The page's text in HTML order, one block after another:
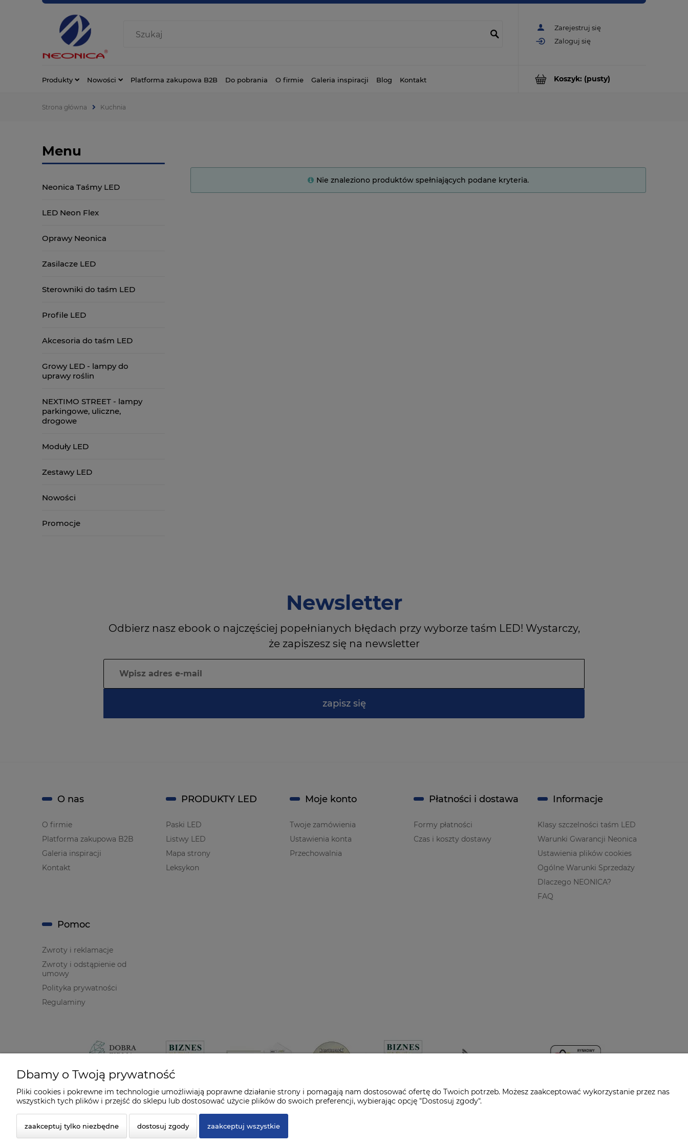
Zarejestruj się
Zaloguj się
Koszyk: (pusty)
Produkty Nowości Platforma zakupowa B2B Do pobrania O firmie Galeria inspiracji Blog Kontakt
Strona główna Kuchnia
Menu
Neonica Taśmy LED
LED Neon Flex
Oprawy Neonica
Zasilacze LED
Sterowniki do taśm LED
Profile LED
Akcesoria do taśm LED
Growy LED - lampy do
uprawy roślin
NEXTIMO STREET - lampy
parkingowe, uliczne,
drogowe
Moduły LED
Zestawy LED
Nowości
Promocje
Nie znaleziono produktów spełniających podane kryteria.
Newsletter
Odbierz nasz ebook o najczęściej popełnianych błędach przy wyborze taśm LED! Wystarczy,
że zapiszesz się na newsletter
zapisz się
O nas
O firmie
Platforma zakupowa B2B
Galeria inspiracji
Kontakt
PRODUKTY LED
Paski LED
Listwy LED
Mapa strony
Leksykon
Moje konto
Twoje zamówienia
Ustawienia konta
Przechowalnia
Płatności i dostawa
Formy płatności
Czas i koszty dostawy
Informacje
Klasy szczelności taśm LED
Warunki Gwarancji Neonica
Ustawienia plików cookies
Ogólne Warunki Sprzedaży
Dlaczego NEONICA?
FAQ
Pomoc
Zwroty i reklamacje
Zwroty i odstąpienie od
umowy
Polityka prywatności
Regulaminy
Dbamy o Twoją prywatność
Pliki cookies i pokrewne im technologie umożliwiają poprawne działanie strony i pomagają nam dostosować ofertę do Twoich potrzeb. Możesz zaakceptować wykorzystanie przez nas
wszystkich tych plików i przejść do sklepu lub dostosować użycie plików do swoich preferencji, wybierając opcję "Dostosuj zgody".
zaakceptuj tylko niezbędne dostosuj zgody zaakceptuj wszystkie